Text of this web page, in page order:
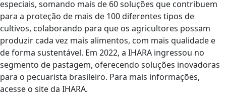
especiais, somando mais de 60 soluções que contribuem
para a proteção de mais de 100 diferentes tipos de
cultivos, colaborando para que os agricultores possam
produzir cada vez mais alimentos, com mais qualidade e
de forma sustentável. Em 2022, a IHARA ingressou no
segmento de pastagem, oferecendo soluções inovadoras
para o pecuarista brasileiro. Para mais informações,
acesse o site da IHARA.